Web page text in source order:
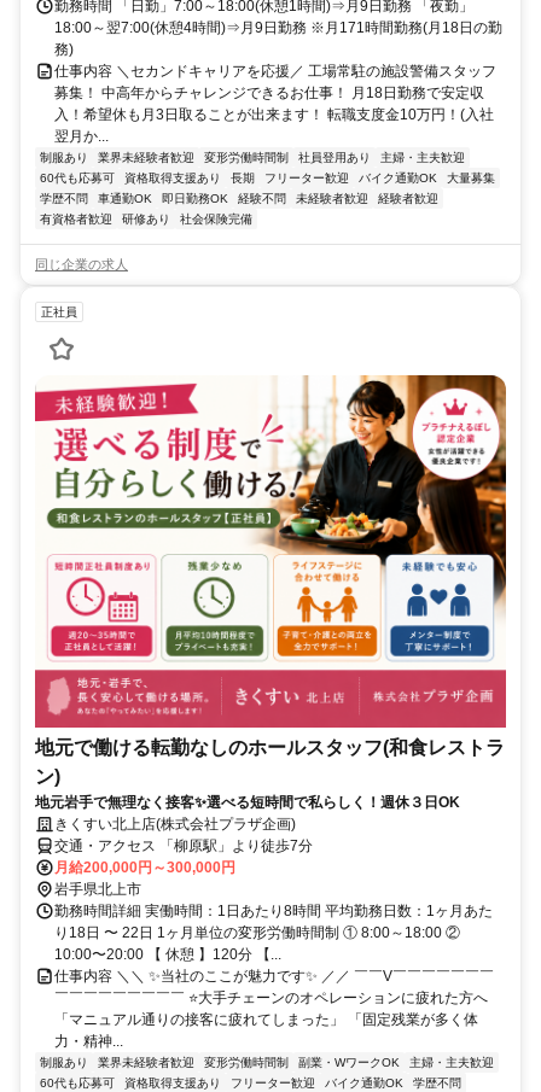
勤務時間 「日勤」7:00～18:00(休憩1時間)⇒月9日勤務 「夜勤」
18:00～翌7:00(休憩4時間)⇒月9日勤務 ※月171時間勤務(月18日の勤
務)
仕事内容 ＼セカンドキャリアを応援／ 工場常駐の施設警備スタッフ
募集！ 中高年からチャレンジできるお仕事！ 月18日勤務で安定収
入！希望休も月3日取ることが出来ます！ 転職支度金10万円！(入社
翌月か...
制服あり 業界未経験者歓迎 変形労働時間制 社員登用あり
主婦・主夫歓迎
60代も応募可
資格取得支援あり 長期 フリーター歓迎 バイク通勤OK
大量募集
学歴不問
車通勤OK 即日勤務OK 経験不問 未経験者歓迎
経験者歓迎
有資格者歓迎
研修あり 社会保険完備
同じ企業の求人
正社員
地元で働ける転勤なしのホールスタッフ(和食レストラ
ン)
地元岩手で無理なく接客✨選べる短時間で私らしく！週休３日OK
きくすい北上店(株式会社プラザ企画)
交通・アクセス 「柳原駅」より徒歩7分
月給200,000円～300,000円
岩手県北上市
勤務時間詳細 実働時間：1日あたり8時間 平均勤務日数：1ヶ月あた
り18日 〜 22日 1ヶ月単位の変形労働時間制 ① 8:00～18:00 ②
10:00〜20:00 【 休憩 】120分 【...
仕事内容 ＼＼ ✨当社のここが魅力です✨ ／／ ￣￣V￣￣￣￣￣￣￣
￣￣￣￣￣￣￣￣￣ ⭐大手チェーンのオペレーションに疲れた方へ
「マニュアル通りの接客に疲れてしまった」 「固定残業が多く体
力・精神...
制服あり 業界未経験者歓迎 変形労働時間制 副業・WワークOK
主婦・主夫歓迎
60代も応募可
資格取得支援あり フリーター歓迎 バイク通勤OK
学歴不問